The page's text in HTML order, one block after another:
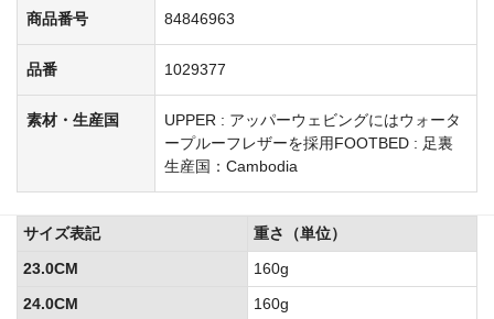
商品番号 84846963
品番 1029377
素材・生産国
UPPER : アッパーウェビングにはウォータ
ープルーフレザーを採用FOOTBED : 足裏
生産国：Cambodia
サイズ表記
重さ（単位）
23.0CM
160g
24.0CM
160g